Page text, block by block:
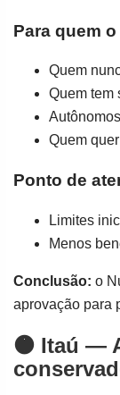
Para quem
Quem
Quem tem
Quem
Ponto de
Limites
Menos
Conclusão: o
aprovação para
🟠 Itaú —